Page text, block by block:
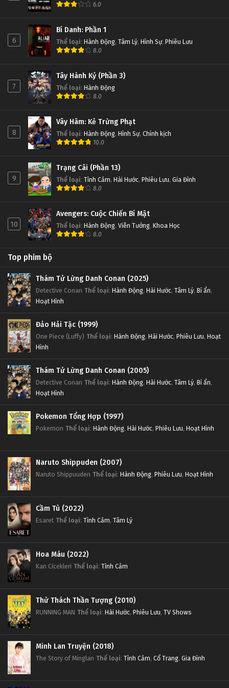
6.0
6
Bí Danh: Phần 1
Thể loại: Hành Động, Tâm Lý, Hình Sự, Phiêu Lưu
8.0
7
Tây Hành Kỷ (Phần 3)
Thể loại: Hành Động
8.0
8
Vây Hãm: Kẻ Trừng Phạt
Thể loại: Hành Động, Hình Sự, Chính kịch
10.0
9
Trạng Cãi (Phần 13)
Thể loại: Tình Cảm, Hài Hước, Phiêu Lưu, Gia Đình
8.0
10
Avengers: Cuộc Chiến Bí Mật
Thể loại: Hành Động, Viễn Tưởng, Khoa Học
8.0
Top phim bộ
Thám Tử Lừng Danh Conan (2025)
Detective Conan Thể loại: Hành Động, Hài Hước, Tâm Lý, Bí ẩn,
Hoạt Hình
Đảo Hải Tặc (1999)
One Piece (Luffy) Thể loại: Hành Động, Hài Hước, Phiêu Lưu, Hoạt
Hình
Thám Tử Lừng Danh Conan (2005)
Detective Conan Thể loại: Hành Động, Hài Hước, Tâm Lý, Bí ẩn,
Hoạt Hình
Pokemon Tổng Hợp (1997)
Pokemon Thể loại: Hành Động, Hài Hước, Phiêu Lưu, Hoạt Hình
Naruto Shippuden (2007)
Naruto Shippuuden Thể loại: Hành Động, Phiêu Lưu, Hoạt Hình
Cầm Tù (2022)
Esaret Thể loại: Tình Cảm, Tâm Lý
Hoa Máu (2022)
Kan Cicekleri Thể loại: Tình Cảm
Thử Thách Thần Tượng (2010)
RUNNING MAN Thể loại: Hài Hước, Phiêu Lưu, TV Shows
Minh Lan Truyện (2018)
The Story of Minglan Thể loại: Tình Cảm, Cổ Trang, Gia Đình